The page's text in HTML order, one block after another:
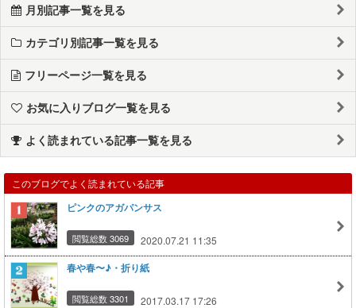
月別記事一覧を見る
カテゴリ別記事一覧を見る
フリーページ一覧を見る
お気に入りブログ一覧を見る
よく読まれている記事一覧を見る
このブログでよく読まれている記事
ピンクのアガパンサス
閲覧総数 3069 2020.07.21 11:35
春や春〜♪・折り紙
閲覧総数 3301 2017.03.17 17:26